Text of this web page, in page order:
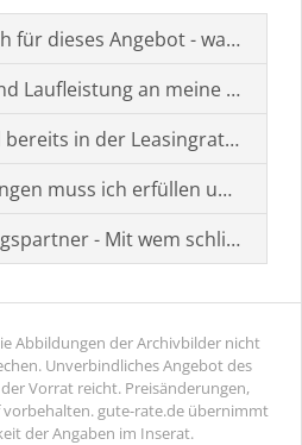
für dieses Angebot - was muss
Laufleistung an meine
bereits in der Leasingrate
muss ich erfüllen um einen
- Mit wem schließe ich
Abbildungen der Archivbilder nicht
Unverbindliches Angebot des
Vorrat reicht. Preisänderungen,
gute-rate.de übernimmt
der Angaben im Inserat.